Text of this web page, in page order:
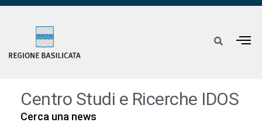
Centro Studi e Ricerche IDOS
Cerca una news